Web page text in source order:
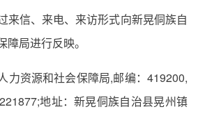
来信、来电、来访形式向新晃侗族自
局进行反映。
力资源和社会保障局,邮编：419200,
地址：新晃侗族自治县晃州镇